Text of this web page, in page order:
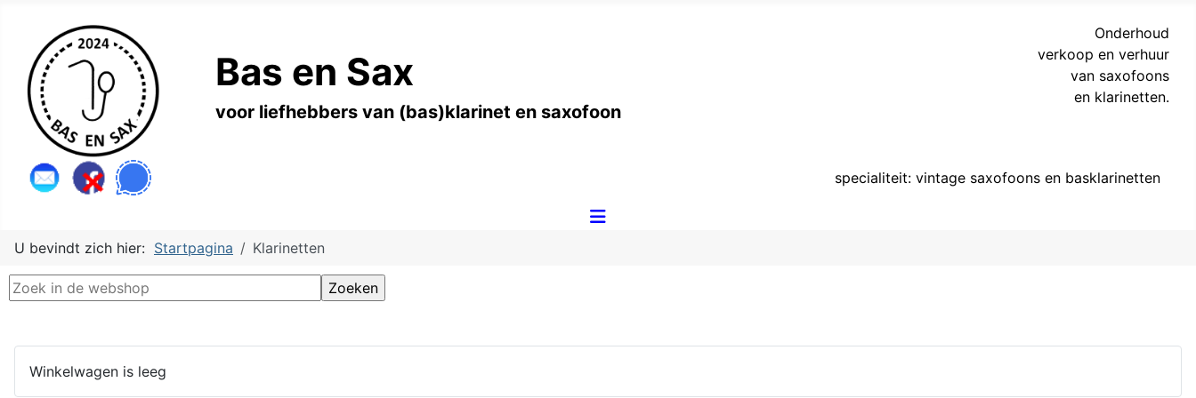
Bas en Sax
voor liefhebbers van (bas)klarinet en saxofoon
Onderhoud
verkoop en verhuur
van saxofoons
en klarinetten.
specialiteit: vintage saxofoons en basklarinetten
U bevindt zich hier: Startpagina Klarinetten
Winkelwagen is leeg